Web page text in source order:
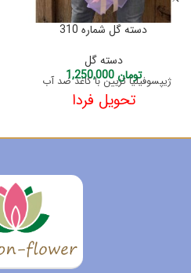
دسته گل شماره 310
دسته گل
تومان1,250,000
ژیپسوفیلیا تزیین با کاغذ ضد آب
تحویل فردا